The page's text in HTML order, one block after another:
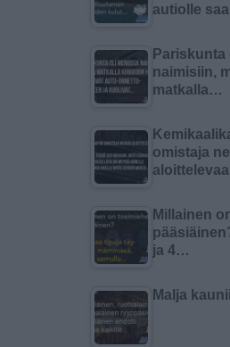
autiolle
Pariskunta
naimisiin,
matkalla…
omistaja
Millainen
ja 4…
Malja